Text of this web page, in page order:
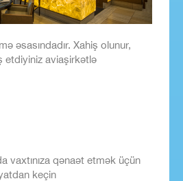
əsasındadır. Xahiş olunur,
etdiyiniz aviaşirkətlə
vaxtınıza qənaət etmək üçün
keçin